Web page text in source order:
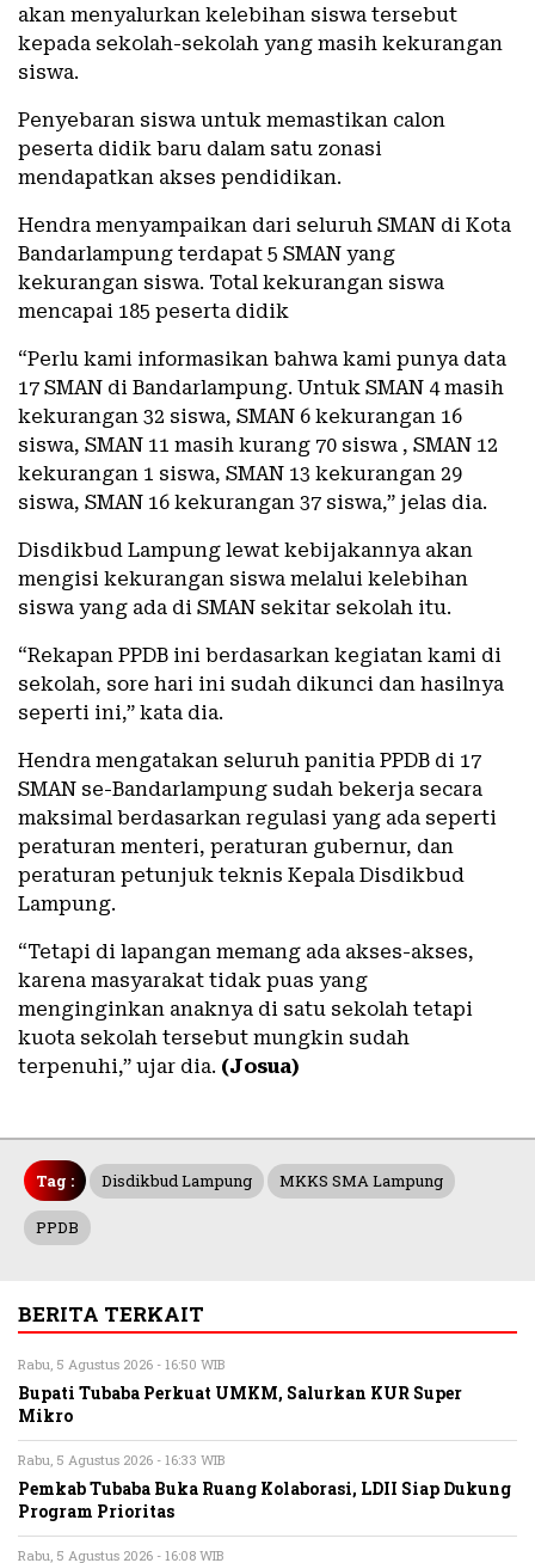
akan menyalurkan kelebihan siswa tersebut
kepada sekolah-sekolah yang masih kekurangan
siswa.
Penyebaran siswa untuk memastikan calon
peserta didik baru dalam satu zonasi
mendapatkan akses pendidikan.
Hendra menyampaikan dari seluruh SMAN di Kota
Bandarlampung terdapat 5 SMAN yang
kekurangan siswa. Total kekurangan siswa
mencapai 185 peserta didik
“Perlu kami informasikan bahwa kami punya data
17 SMAN di Bandarlampung. Untuk SMAN 4 masih
kekurangan 32 siswa, SMAN 6 kekurangan 16
siswa, SMAN 11 masih kurang 70 siswa , SMAN 12
kekurangan 1 siswa, SMAN 13 kekurangan 29
siswa, SMAN 16 kekurangan 37 siswa,” jelas dia.
Disdikbud Lampung lewat kebijakannya akan
mengisi kekurangan siswa melalui kelebihan
siswa yang ada di SMAN sekitar sekolah itu.
“Rekapan PPDB ini berdasarkan kegiatan kami di
sekolah, sore hari ini sudah dikunci dan hasilnya
seperti ini,” kata dia.
Hendra mengatakan seluruh panitia PPDB di 17
SMAN se-Bandarlampung sudah bekerja secara
maksimal berdasarkan regulasi yang ada seperti
peraturan menteri, peraturan gubernur, dan
peraturan petunjuk teknis Kepala Disdikbud
Lampung.
“Tetapi di lapangan memang ada akses-akses,
karena masyarakat tidak puas yang
menginginkan anaknya di satu sekolah tetapi
kuota sekolah tersebut mungkin sudah
terpenuhi,” ujar dia. (Josua)
Tag : Disdikbud Lampung MKKS SMA Lampung
PPDB
BERITA TERKAIT
Rabu, 5 Agustus 2026 - 16:50 WIB
Bupati Tubaba Perkuat UMKM, Salurkan KUR Super
Mikro
Rabu, 5 Agustus 2026 - 16:33 WIB
Pemkab Tubaba Buka Ruang Kolaborasi, LDII Siap Dukung
Program Prioritas
Rabu, 5 Agustus 2026 - 16:08 WIB